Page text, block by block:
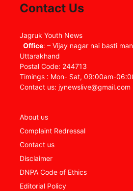
Contact Us
Jagruk Youth News
Office: – Vijay nagar nai basti
Uttarakhand
Postal Code: 244713
Timings : Mon- Sat, 09:00am-
Contact us: jynewslive@gmail.com
About us
Complaint Redressal
Contact us
Disclaimer
DNPA Code of Ethics
Editorial Policy